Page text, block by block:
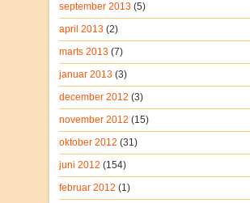
september 2013 (5)
april 2013 (2)
marts 2013 (7)
januar 2013 (3)
december 2012 (3)
november 2012 (15)
oktober 2012 (31)
juni 2012 (154)
februar 2012 (1)